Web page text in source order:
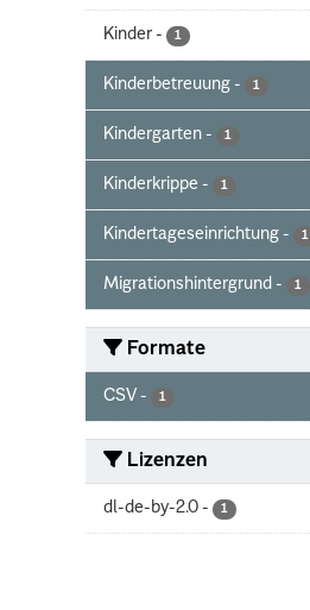
Kinder - 1
Kinderbetreuung - 1
Kindergarten - 1
Kinderkrippe - 1
Kindertageseinrichtung - 1
Migrationshintergrund - 1
Formate
CSV - 1
Lizenzen
dl-de-by-2.0 - 1